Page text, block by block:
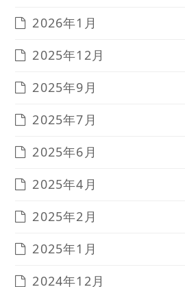
2026年1月
2025年12月
2025年9月
2025年7月
2025年6月
2025年4月
2025年2月
2025年1月
2024年12月